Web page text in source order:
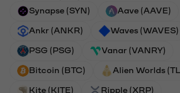
Synapse (SYN) Aave (AAVE)
Ankr (ANKR) Waves (WAVES)
PSG (PSG) Vanar (VANRY)
Bitcoin (BTC) Alien Worlds
Kite (KITE) Ripple (XRP)